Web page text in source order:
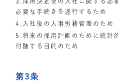
必要な手続きを遂行するため
4.入社後の人事労務管理のため
5.将来の採用計画のために統計
付随する目的のため
第3条